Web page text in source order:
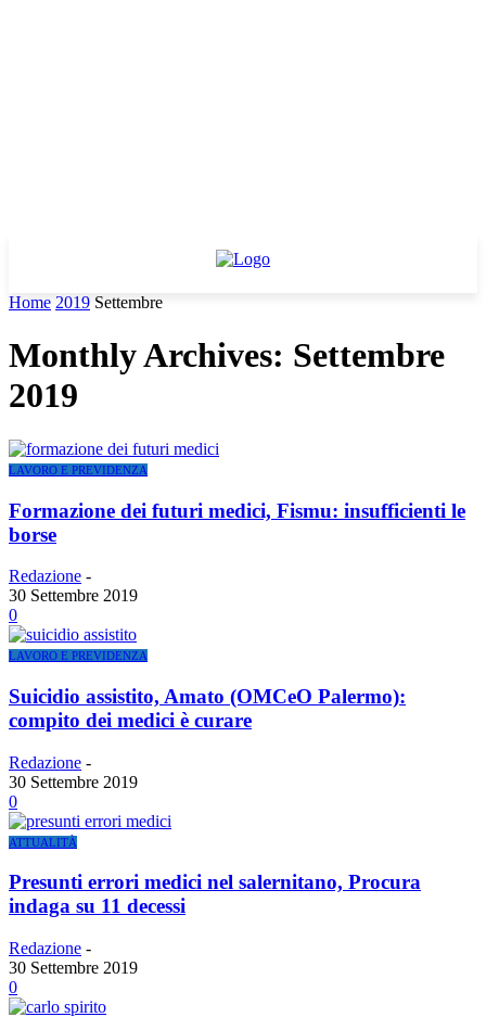
Home 2019 Settembre
Monthly Archives: Settembre
2019
LAVORO E PREVIDENZA
Formazione dei futuri medici, Fismu: insufficienti le
borse
Redazione -
30 Settembre 2019
0
LAVORO E PREVIDENZA
Suicidio assistito, Amato (OMCeO Palermo):
compito dei medici è curare
Redazione -
30 Settembre 2019
0
ATTUALITÀ
Presunti errori medici nel salernitano, Procura
indaga su 11 decessi
Redazione -
30 Settembre 2019
0